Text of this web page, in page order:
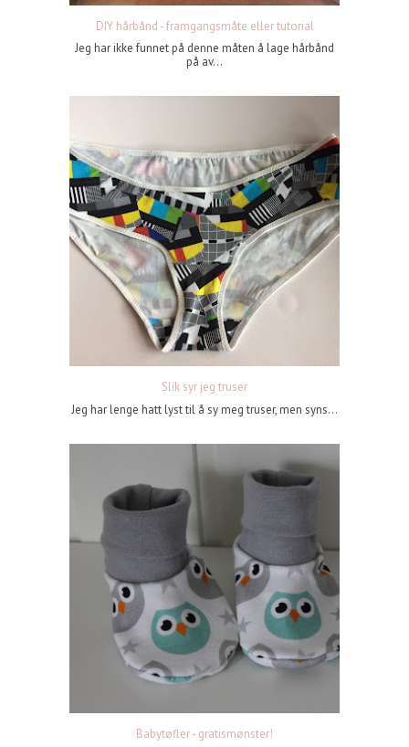
DIY hårbånd - framgangsmåte eller tutorial
Jeg har ikke funnet på denne måten å lage hårbånd
på av...
Slik syr jeg truser
Jeg har lenge hatt lyst til å sy meg truser, men syns...
Babytøfler - gratismønster!